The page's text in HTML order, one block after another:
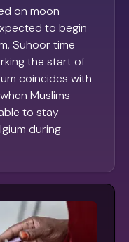
on moon
to begin
Suhoor time
the start of
coincides with
Muslims
to stay
during